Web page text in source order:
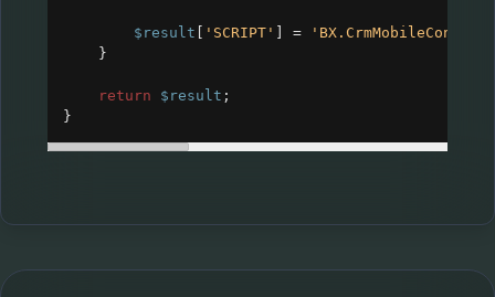
$result 'SCRIPT' =
}
return $result ;
}